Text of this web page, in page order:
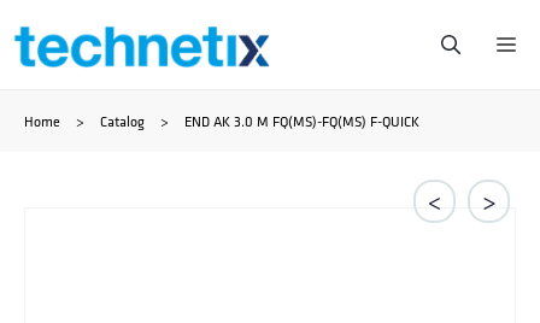
Saltar
contenido
Home > Catalog > END AK 3.0 M FQ(MS)-FQ(MS) F-QUICK
< >